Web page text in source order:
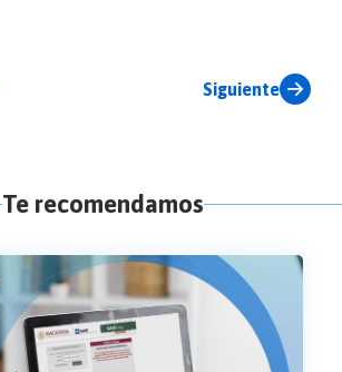
Siguiente
Te recomendamos